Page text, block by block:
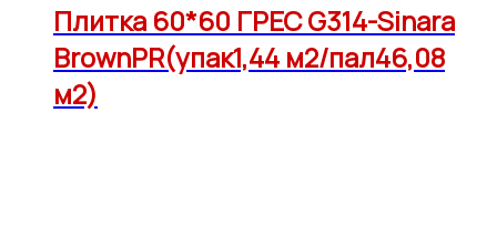
Плитка 60*60 ГРЕС G314-Sinara
BrownPR(упак1,44 м2/пал46,08
м2)